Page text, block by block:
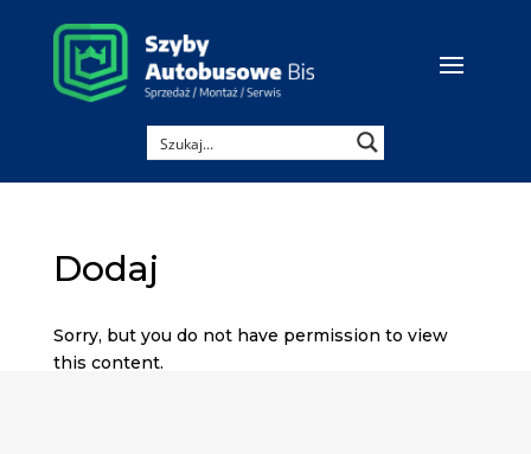
Dodaj
Sorry, but you do not have permission to view
this content.